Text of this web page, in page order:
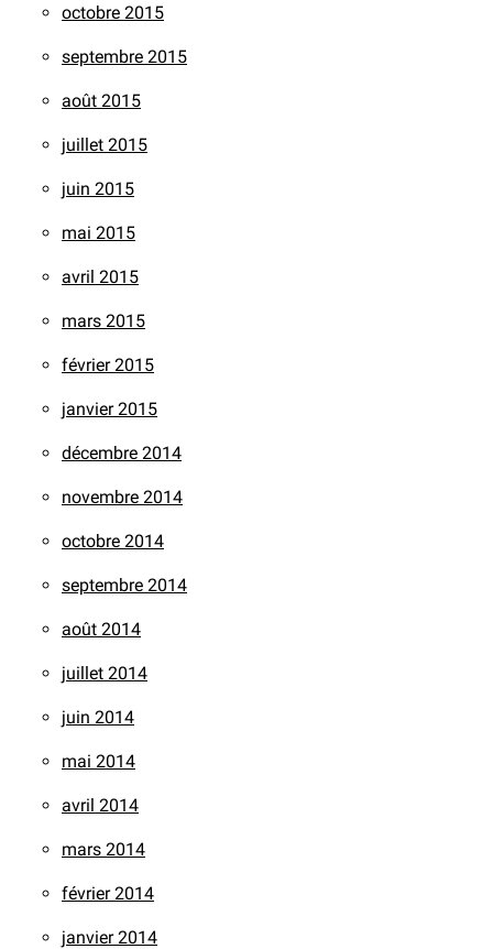
octobre 2015
septembre 2015
août 2015
juillet 2015
juin 2015
mai 2015
avril 2015
mars 2015
février 2015
janvier 2015
décembre 2014
novembre 2014
octobre 2014
septembre 2014
août 2014
juillet 2014
juin 2014
mai 2014
avril 2014
mars 2014
février 2014
janvier 2014